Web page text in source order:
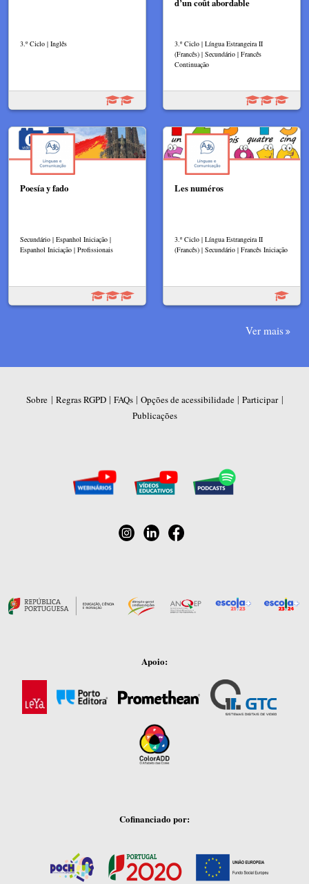
3.º Ciclo | Inglês
d’un coût abordable
3.º Ciclo | Língua Estrangeira II
(Francês) | Secundário | Francês
Continuação
Poesía y fado
Secundário | Espanhol Iniciação |
Espanhol Iniciação | Profissionais
Les numéros
3.º Ciclo | Língua Estrangeira II
(Francês) | Secundário | Francês Iniciação
Ver mais
Sobre | Regras RGPD| FAQs| Opções de acessibilidade| Participar|
Publicações
Apoio:
Cofinanciado por: